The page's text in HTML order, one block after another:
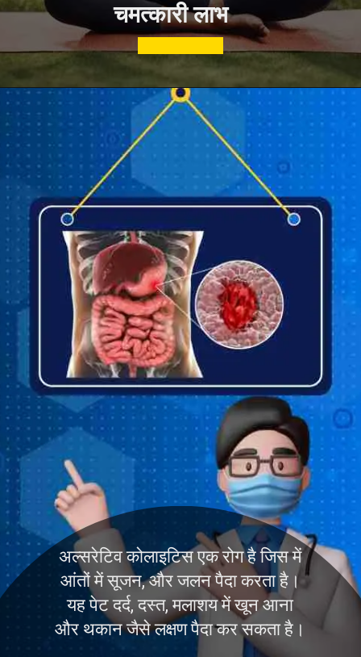
चमत्कारी लाभ
अल्सरेटिव कोलाइटिस एक रोग है जिस में
आंतों में सूजन, और जलन पैदा करता है।
यह पेट दर्द, दस्त, मलाशय में खून आना
और थकान जैसे लक्षण पैदा कर सकता है।